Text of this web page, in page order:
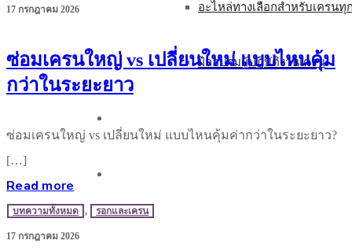
อะไหล่ทางเลือกสำหรับเครน
ฝึกอบรมผู้ปฏิบัติงานเครน
17 กรกฎาคม 2026
ซ่อมเครนใหญ่ vs เปลี่ยนใหม่ แบบไหนคุ้ม
กว่าในระยะยาว
ซ่อมเครนใหญ่ vs เปลี่ยนใหม่ แบบไหนคุ้มค่ากว่าในระยะยาว?
[…]
Read more
บทความทั้งหมด , รอกและเครน
17 กรกฎาคม 2026